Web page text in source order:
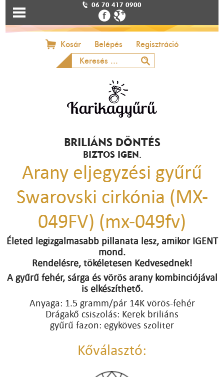
06 70 417 0900
Kosár Belépés Regisztráció
BRILIÁNS DÖNTÉS
BIZTOS IGEN.
Arany eljegyzési gyűrű
Swarovski cirkónia (MX-
049FV) (mx-049fv)
Életed legizgalmasabb pillanata lesz, amikor IGENT
mond.
Rendelésre, tökéletesen Kedvesednek!
A gyűrű fehér, sárga és vörös arany kombinciójával
is elkészíthető.
Anyaga: 1.5 gramm/pár 14K vörös-fehér
Drágakő csiszolás: Kerek briliáns
gyűrű fazon: egyköves szoliter
Kőválasztó: